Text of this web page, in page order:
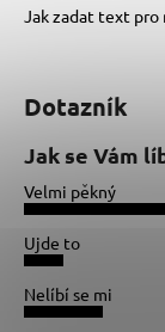
Jak zadat text pro
Dotazník
Jak se Vám
Velmi pěkný
Ujde to
Nelíbí se mi